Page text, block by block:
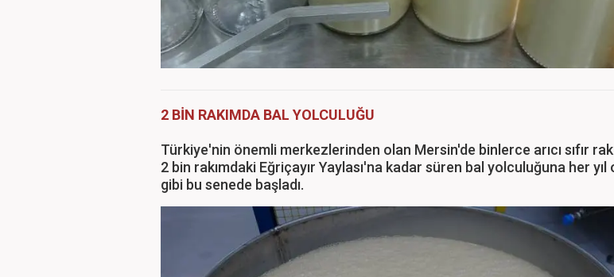
2 BİN RAKIMDA BAL YOLCULUĞU
Türkiye'nin önemli merkezlerinden olan Mersin'de binlerce arıcı sıfır
2 bin rakımdaki Eğriçayır Yaylası'na kadar süren bal yolculuğuna her yıl
gibi bu senede başladı.